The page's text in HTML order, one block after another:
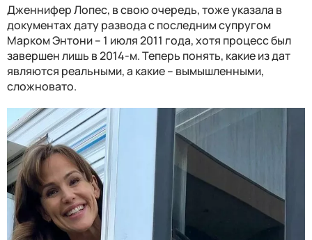
Дженнифер Лопес, в свою очередь, тоже указала в
документах дату развода с последним супругом
Марком Энтони – 1 июля 2011 года, хотя процесс был
завершен лишь в 2014-м. Теперь понять, какие из дат
являются реальными, а какие – вымышленными,
сложновато.